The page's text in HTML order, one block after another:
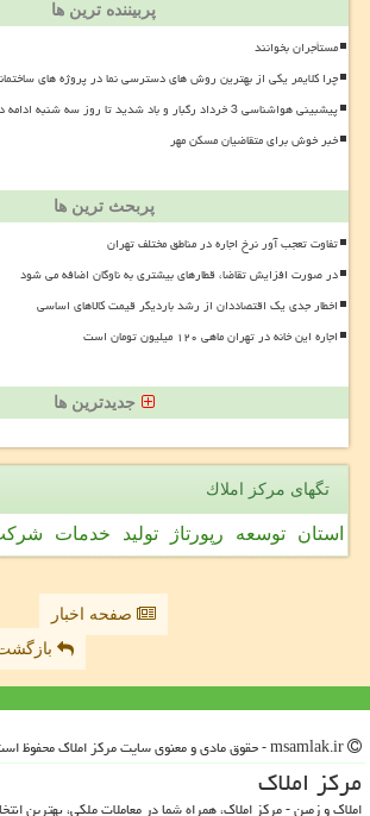
پربیننده ترین ها
مستأجران بخوانند
چرا کلایمر یکی از بهترین روش های دسترسی نما در پروژه های
پیشبینی هواشناسی 3 خرداد رگبار و باد شدید تا روز سه شنبه ادامه دارد
خبر خوش برای متقاضیان مسکن مهر
پربحث ترین ها
تفاوت تعجب آور نرخ اجاره در مناطق مختلف تهران
در صورت افزایش تقاضا، قطارهای بیشتری به ناوگان اضافه می شود
اخطار جدی یک اقتصاددان از رشد باردیگر قیمت کالاهای اساسی
اجاره این خانه در تهران ماهی ۱۲۰ میلیون تومان است
جدیدترین ها
تگهای مركز املاك
استان توسعه رپورتاژ تولید خدمات
صفحه اخبار
مركز املاك
املاک و زمین - مرکز املاک، همراه شما در معاملات ملکی، بهترین